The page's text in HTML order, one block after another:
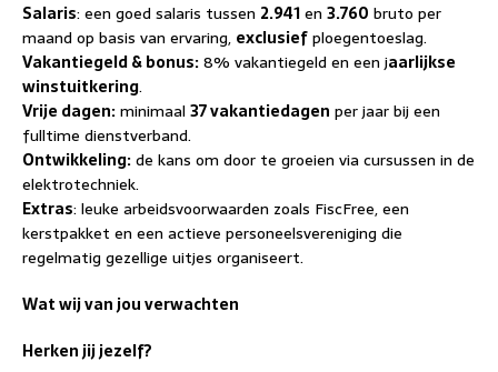
Salaris: een goed salaris tussen 2.941en 3.760 bruto per
maand op basis van ervaring, exclusiefploegentoeslag.
Vakantiegeld & bonus:8% vakantiegeld en een jaarlijkse
winstuitkering.
Vrije dagen:minimaal 37 vakantiedagen per jaar bij een
fulltime dienstverband.
Ontwikkeling:de kans om door te groeien via cursussen in de
elektrotechniek.
Extras: leuke arbeidsvoorwaarden zoals FiscFree, een
kerstpakket en een actieve personeelsvereniging die
regelmatig gezellige uitjes organiseert.
Wat wij van jou verwachten
Herken jij jezelf?